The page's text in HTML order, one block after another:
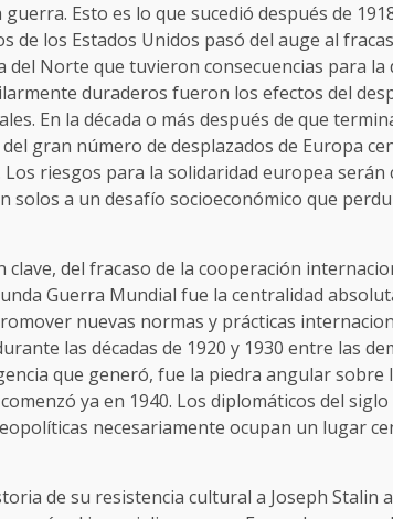
Esto es lo que sucedió después de
los Estados Unidos pasó del auge al
Norte que tuvieron consecuencias para la
duraderos fueron los efectos del
En la década o más después de que
gran número de desplazados de Europa
riesgos para la solidaridad europea serán
solos a un desafío socioeconómico que
clave, del fracaso de la cooperación
Guerra Mundial fue la centralidad
nuevas normas y prácticas
las décadas de 1920 y 1930 entre las
que generó, fue la piedra angular sobre
ya en 1940. Los diplomáticos del siglo
necesariamente ocupan un lugar
de su resistencia cultural a Joseph Stalin